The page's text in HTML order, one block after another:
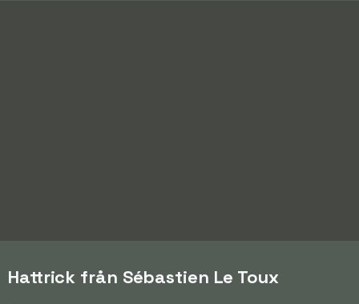
Hattrick från Sébastien Le Toux